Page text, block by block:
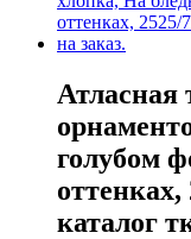
Атласная
голубом
каталог